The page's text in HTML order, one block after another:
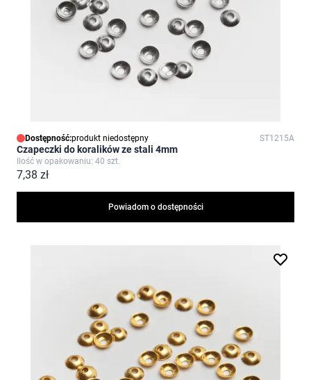
Dostępność:produkt niedostępny ST1215A
Czapeczki do koralików ze stali 4mm
Ilość w opakowaniu: 40 szt.
7,38 zł
Powiadom o dostępności